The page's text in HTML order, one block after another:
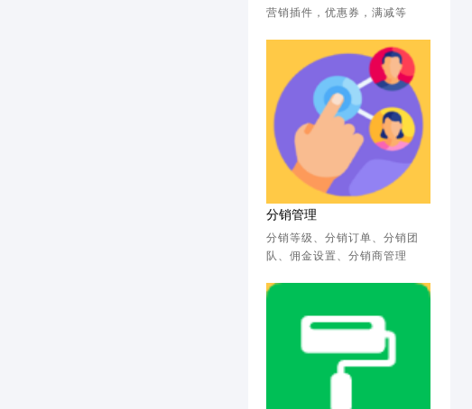
营销插件，优惠券，满减等
分销管理
分销等级、分销订单、分销团
队、佣金设置、分销商管理